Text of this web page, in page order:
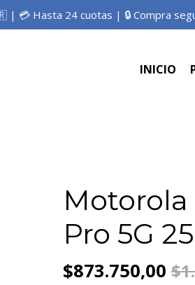
| 💳 Hasta 24 cuotas | 🔒 Compra
INICIO
Pro 5G
$873.750,00